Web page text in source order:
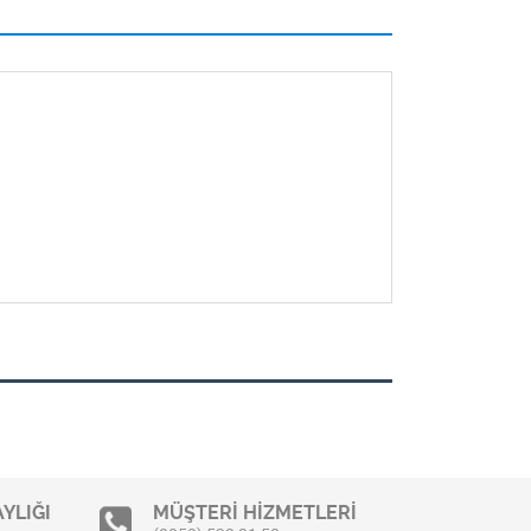
MÜŞTERİ HİZMETLERİ